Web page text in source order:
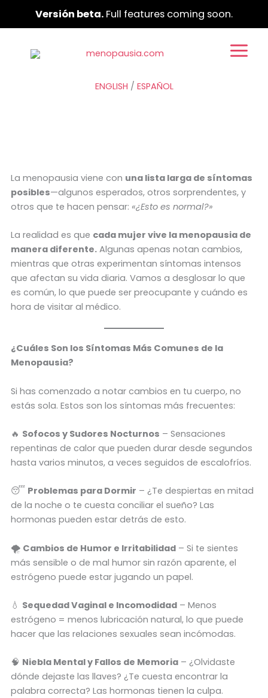
Versión beta. Full features coming soon.
ENGLISH / ESPAÑOL
La menopausia viene con una lista larga de síntomas
posibles—algunos esperados, otros sorprendentes, y
otros que te hacen pensar: «¿Esto es normal?»
La realidad es que cada mujer vive la menopausia de
manera diferente.Algunas apenas notan cambios,
mientras que otras experimentan síntomas intensos
que afectan su vida diaria. Vamos a desglosar lo que
es común, lo que puede ser preocupante y cuándo es
hora de visitar al médico.
¿Cuáles Son los Síntomas Más Comunes de la
Menopausia?
Si has comenzado a notar cambios en tu cuerpo, no
estás sola. Estos son los síntomas más frecuentes:
🔥 Sofocos y Sudores Nocturnos – Sensaciones
repentinas de calor que pueden durar desde segundos
hasta varios minutos, a veces seguidos de escalofríos.
😴 Problemas para Dormir – ¿Te despiertas en mitad
de la noche o te cuesta conciliar el sueño? Las
hormonas pueden estar detrás de esto.
🌪️ Cambios de Humor e Irritabilidad– Si te sientes
más sensible o de mal humor sin razón aparente, el
estrógeno puede estar jugando un papel.
💧 Sequedad Vaginal e Incomodidad– Menos
estrógeno = menos lubricación natural, lo que puede
hacer que las relaciones sexuales sean incómodas.
🧠 Niebla Mental y Fallos de Memoria– ¿Olvidaste
dónde dejaste las llaves? ¿Te cuesta encontrar la
palabra correcta? Las hormonas tienen la culpa.